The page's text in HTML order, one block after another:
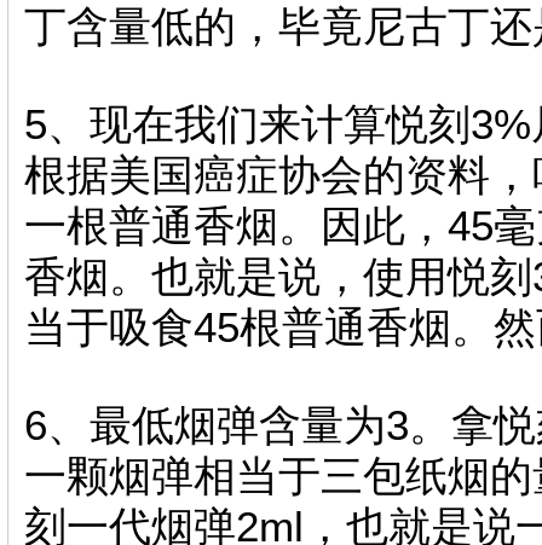
丁含量低的，毕竟尼古丁
5、现在我们来计算悦刻
根据美国癌症协会的资料
一根普通香烟。因此，45
香烟。也就是说，使用悦
当于吸食45根普通香烟。
6、最低烟弹含量为3。拿
一颗烟弹相当于三包纸烟
刻一代烟弹2ml，也就是说